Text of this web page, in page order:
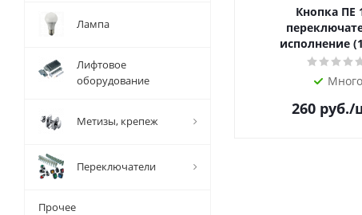
Кнопка ПЕ
исполнение
Много
260 руб./
Лампа
Лифтовое
оборудование
Метизы, крепеж
Переключатели
Прочее